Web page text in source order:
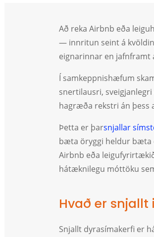
Að reka Airbnb eða
— innritun seint á
eignarinnar en jafnframt
Í samkeppnishæfum
snertilausri,
hagræða rekstri án þess
Þetta er þarsnjallar
bæta öryggi heldur bæta
Airbnb eða
hátæknilegu móttöku
Hvað er
Snjallt dyrasímakerfi er